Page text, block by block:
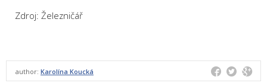
Zdroj: Železničář
author: Karolína Koucká